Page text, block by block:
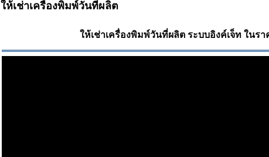
ให้เช่าเครื่องพิมพ์วันที่ผลิต
ให้เช่าเครื่องพิมพ์วันที่ผลิต ระบบอิงค์เจ็ท ในรา